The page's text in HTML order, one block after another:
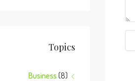
Topics
Business (8)